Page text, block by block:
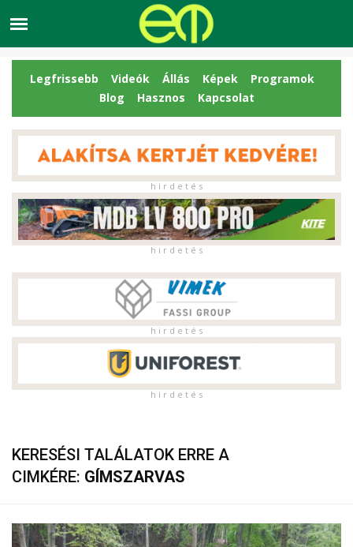
Legfrissebb Videók Állás Képek
Programok
Blog
Hasznos Kapcsolat
h i r d e t é s
h i r d e t é s
h i r d e t é s
h i r d e t é s
KERESÉSI TALÁLATOK ERRE A
CIMKÉRE: GÍMSZARVAS